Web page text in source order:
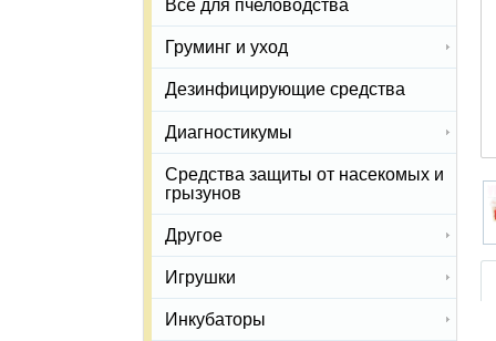
Все для пчеловодства
Груминг и уход
Дезинфицирующие средства
Диагностикумы
Средства защиты от насекомых и
грызунов
Другое
Игрушки
Инкубаторы